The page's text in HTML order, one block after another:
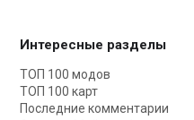
Интересные разделы
ТОП 100 модов
ТОП 100 карт
Последние комментарии